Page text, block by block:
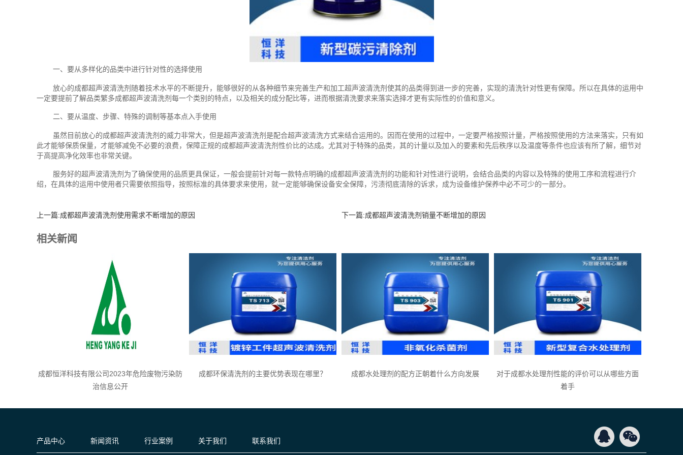
一、要从多样化的品类中进行针对性的选择使用
放心的成都超声波清洗剂随着技术水平的不断提升，能够很好的从各种细节来完善生产和加工超声波清洗剂使其的品类得到进一步的完善，实现的清洗针对性更有保障。所以在具体的运用中
一定要提前了解品类繁多成都超声波清洗剂每一个类别的特点，以及相关的成分配比等，进而根据清洗要求来落实选择才更有实际性的价值和意义。
二、要从温度、步骤、特殊的调制等基本点入手使用
虽然目前放心的成都超声波清洗剂的威力非常大，但是超声波清洗剂是配合超声波清洗方式来结合运用的。因而在使用的过程中，一定要严格按照计量，严格按照使用的方法来落实，只有如
此才能够保质保量，才能够减免不必要的浪费，保障正规的成都超声波清洗剂性价比的达成。尤其对于特殊的品类，其的计量以及加入的要素和先后秩序以及温度等条件也应该有所了解，细节对
于高提高净化效率也非常关键。
服务好的超声波清洗剂为了确保使用的品质更具保证，一般会提前针对每一款特点明确的成都超声波清洗剂的功能和针对性进行说明，会结合品类的内容以及特殊的使用工序和流程进行介
绍，在具体的运用中使用者只需要依照指导，按照标准的具体要求来使用，就一定能够确保设备安全保障，污渍彻底清除的诉求，成为设备维护保养中必不可少的一部分。
上一篇:成都超声波清洗剂使用需求不断增加的原因 下一篇:成都超声波清洗剂销量不断增加的原因
相关新闻
成都恒洋科技有限公司2023年危险废物污染防
治信息公开
成都环保清洗剂的主要优势表现在哪里？ 成都水处理剂的配方正朝着什么方向发展
对于成都水处理剂性能的评价可以从哪些方面
着手
产品中心 新闻资讯 行业案例 关于我们 联系我们